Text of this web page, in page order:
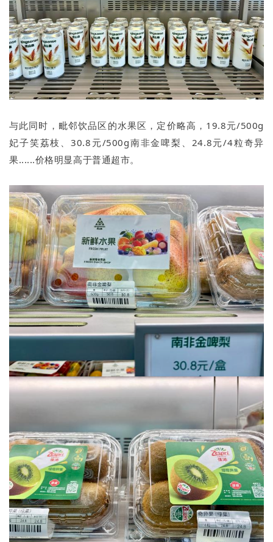
与此同时，毗邻饮品区的水果区，定价略高，19.8元/500g
妃子笑荔枝、30.8元/500g南非金啤梨、24.8元/4粒奇异
果......价格明显高于普通超市。